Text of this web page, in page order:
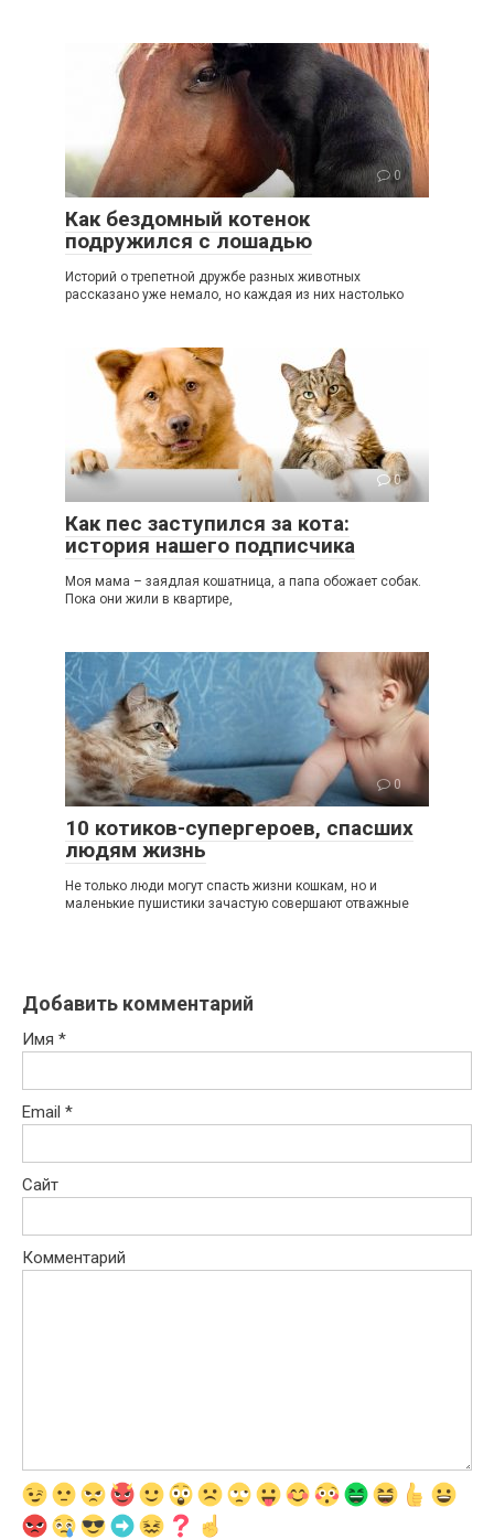
0
Как бездомный котенок
подружился с лошадью
Историй о трепетной дружбе разных животных
рассказано уже немало, но каждая из них настолько
0
Как пес заступился за кота:
история нашего подписчика
Моя мама – заядлая кошатница, а папа обожает собак.
Пока они жили в квартире,
0
10 котиков-супергероев, спасших
людям жизнь
Не только люди могут спасть жизни кошкам, но и
маленькие пушистики зачастую совершают отважные
Добавить комментарий
Имя *
Email *
Сайт
Комментарий